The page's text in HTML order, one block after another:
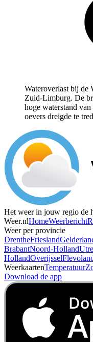
Wateroverlast bij de
Zuid-Limburg. De
hoge waterstand
oevers dreigde te
Het weer in jouw regio de
Weer.nlHomeWeerbericht
Weer per provincie
DrentheFriesland
BrabantNoord-Holland
HollandOverijssel
WeerkaartenTemperatuur
Download de app